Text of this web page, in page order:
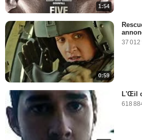
1:54
0:59
37 012
L'Œil
618